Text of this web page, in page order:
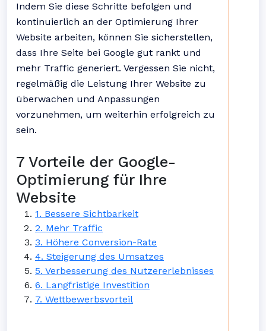
Indem Sie diese Schritte befolgen und
kontinuierlich an der Optimierung Ihrer
Website arbeiten, können Sie sicherstellen,
dass Ihre Seite bei Google gut rankt und
mehr Traffic generiert. Vergessen Sie nicht,
regelmäßig die Leistung Ihrer Website zu
überwachen und Anpassungen
vorzunehmen, um weiterhin erfolgreich zu
sein.
7 Vorteile der Google-
Optimierung für Ihre
Website
1. Bessere Sichtbarkeit
2. Mehr Traffic
3. Höhere Conversion-Rate
4. Steigerung des Umsatzes
5. Verbesserung des Nutzererlebnisses
6. Langfristige Investition
7. Wettbewerbsvorteil